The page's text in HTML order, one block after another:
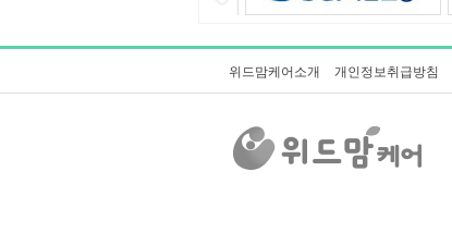
위드맘케어소개 개인정보취급방침